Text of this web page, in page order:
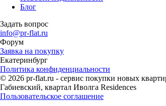
Блог
Задать вопрос
info@pr-flat.ru
Форум
Заявка на покупку
Екатеринбург
Политика конфиденциальности
© 2026 pr-flat.ru - сервис покупки новых
Габиевский, квартал Иволга Residences
Пользовательское соглашение